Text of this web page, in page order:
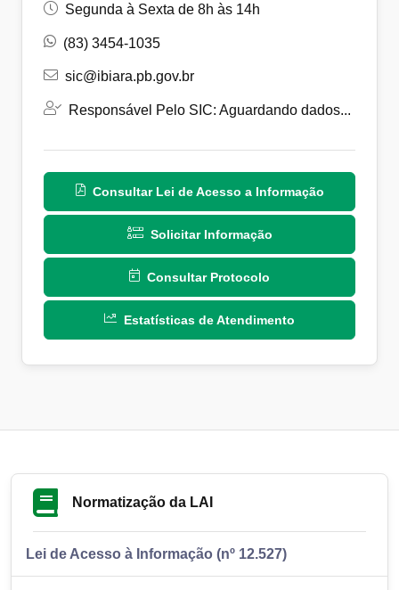
Segunda à Sexta de 8h às 14h
(83) 3454-1035
sic@ibiara.pb.gov.br
Responsável Pelo SIC: Aguardando dados...
Consultar Lei de Acesso a Informação
Solicitar Informação
Consultar Protocolo
Estatísticas de Atendimento
Normatização da LAI
Lei de Acesso à Informação (nº 12.527)